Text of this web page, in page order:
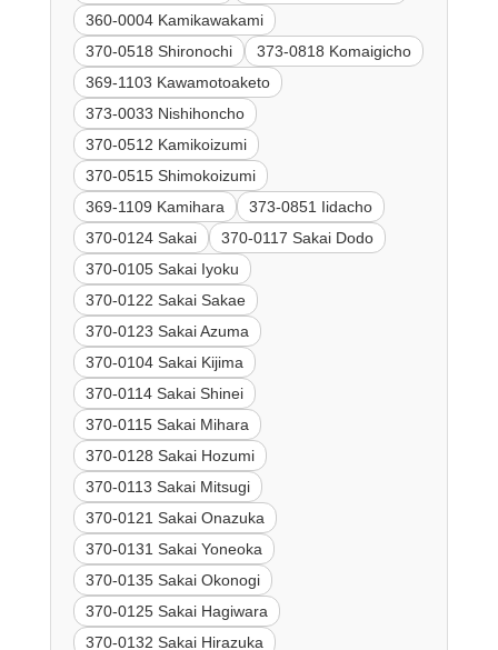
360-0004 Kamikawakami
370-0518 Shironochi
373-0818 Komaigicho
369-1103 Kawamotoaketo
373-0033 Nishihoncho
370-0512 Kamikoizumi
370-0515 Shimokoizumi
369-1109 Kamihara
373-0851 Iidacho
370-0124 Sakai
370-0117 Sakai Dodo
370-0105 Sakai Iyoku
370-0122 Sakai Sakae
370-0123 Sakai Azuma
370-0104 Sakai Kijima
370-0114 Sakai Shinei
370-0115 Sakai Mihara
370-0128 Sakai Hozumi
370-0113 Sakai Mitsugi
370-0121 Sakai Onazuka
370-0131 Sakai Yoneoka
370-0135 Sakai Okonogi
370-0125 Sakai Hagiwara
370-0132 Sakai Hirazuka